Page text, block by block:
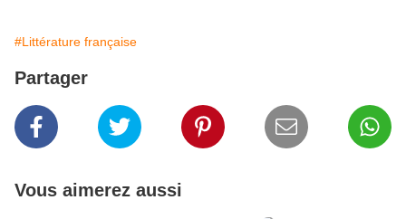
#Littérature française
Partager
Vous aimerez aussi